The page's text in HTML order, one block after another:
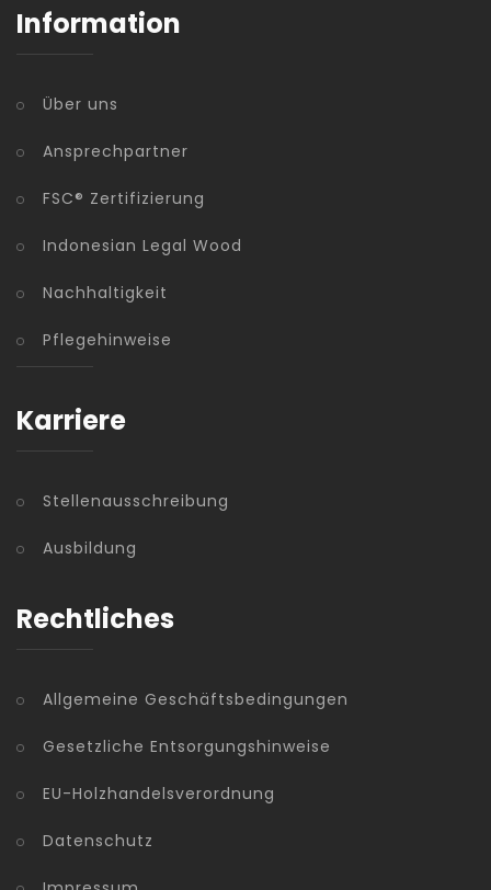
Information
Über uns
Ansprechpartner
FSC® Zertifizierung
Indonesian Legal Wood
Nachhaltigkeit
Pflegehinweise
Karriere
Stellenausschreibung
Ausbildung
Rechtliches
Allgemeine Geschäftsbedingungen
Gesetzliche Entsorgungshinweise
EU-Holzhandelsverordnung
Datenschutz